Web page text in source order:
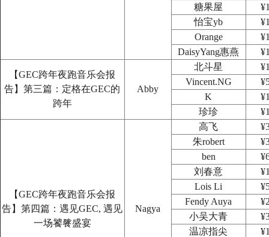
糖果屋
怡宝yb
Orange
DaisyYang惠燕
【GEC跨年夜跑音乐会报
告】第三篇：定格在GEC的
跨年
Abby
北斗星
Vincent.NG
K
珍珍
【GEC跨年夜跑音乐会报
告】第四篇：遇见GEC, 遇见
一场饕餮盛宴
Nagya
高飞
朱robert
ben
刘春意
Lois Li
Fendy Auya
小吴大青
温凉指尖